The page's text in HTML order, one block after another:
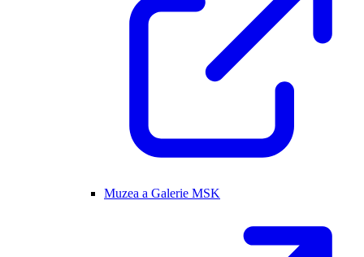
Muzea a Galerie MSK